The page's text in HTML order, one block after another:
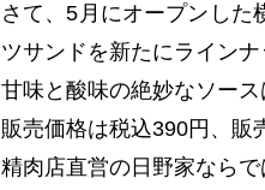
さて、5月にオープンした
ツサンドを新たにラインナ
甘味と酸味の絶妙なソー
販売価格は税込390円、販
精肉店直営の日野家なら